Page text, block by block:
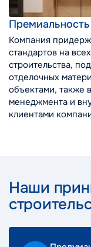
Компания
стандартов на
строительства,
отделочных
объектами, также
менеджмента и
клиентами
Наши